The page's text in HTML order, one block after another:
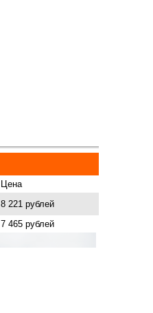
Цена
8 221 рублей
7 465 рублей